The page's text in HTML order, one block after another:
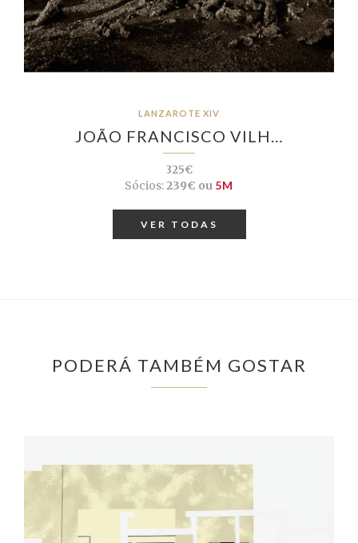
LANZAROTE XIV
JOÃO FRANCISCO VILH…
325€
Sócios:239€ ou 5M
VER TODAS
PODERÁ TAMBÉM GOSTAR